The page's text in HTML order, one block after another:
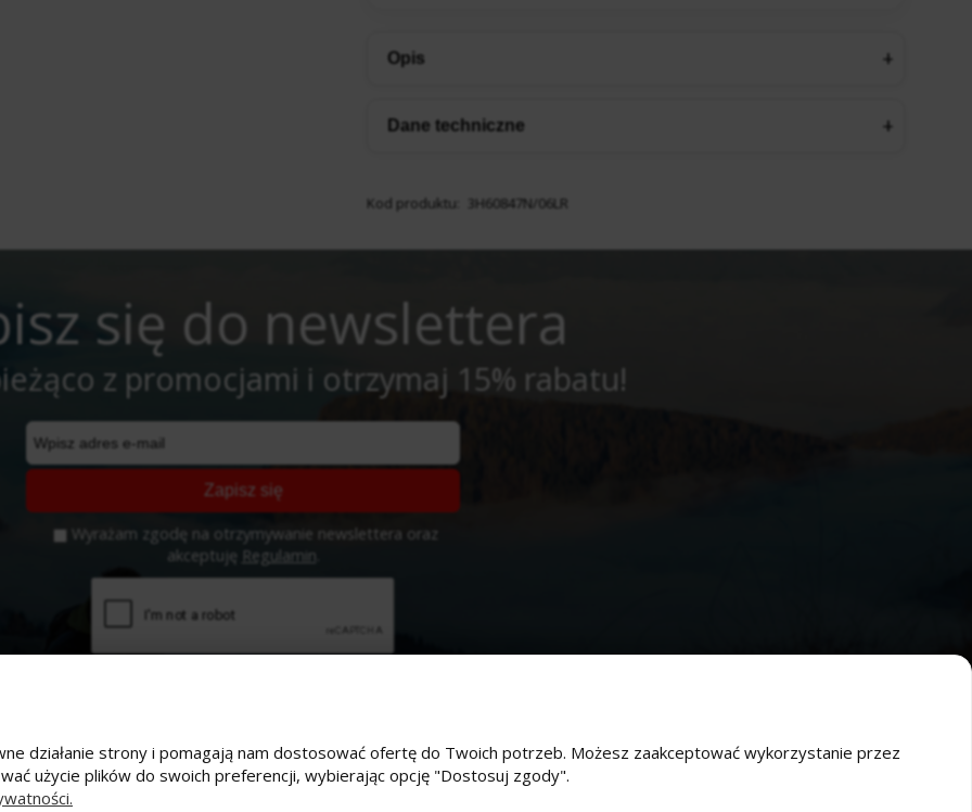
Opis
Dane techniczne
Kod produktu: 3H60847N/06LR
się do newslettera
z promocjami i otrzymaj 15% rabatu!
Zapisz się
Wyrażam zgodę na otrzymywanie newslettera oraz
akceptuję Regulamin
konto
działanie strony i pomagają nam dostosować ofertę do Twoich potrzeb. Możesz zaakceptować wykorzystanie przez
użycie plików do swoich preferencji, wybierając opcję "Dostosuj zgody".